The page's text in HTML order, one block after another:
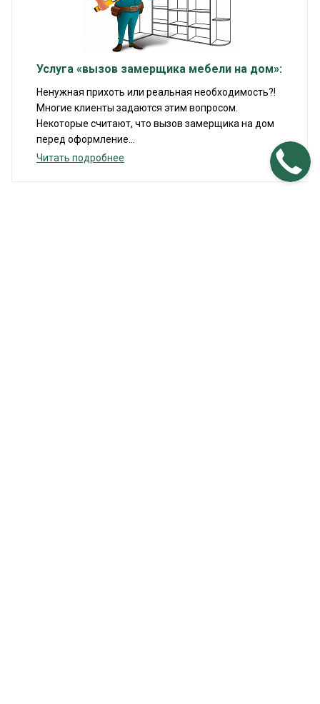
Услуга «вызов замерщика мебели на дом»:
Ненужная прихоть или реальная необходимость?!
Многие клиенты задаются этим вопросом.
Некоторые считают, что вызов замерщика на дом
перед оформление...
Читать подробнее